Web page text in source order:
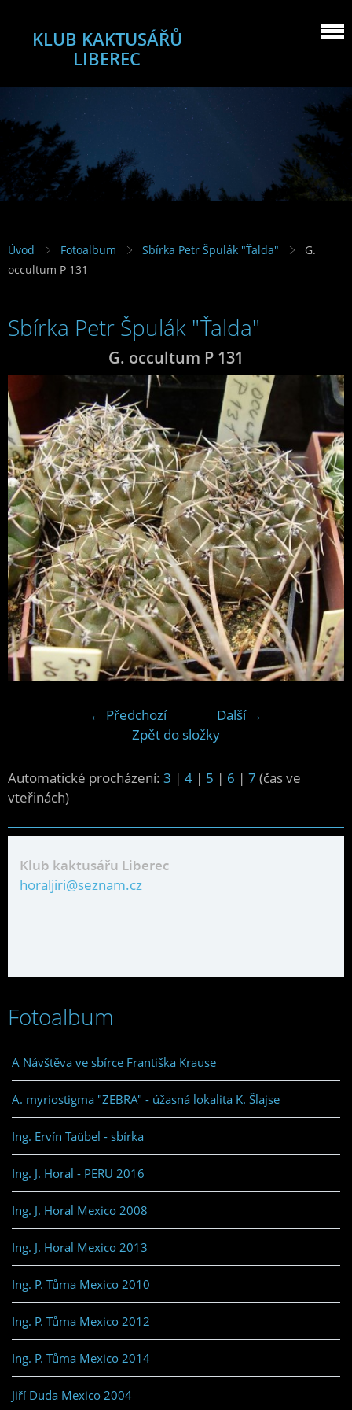
KLUB KAKTUSÁŘŮ
LIBEREC
Úvod Fotoalbum Sbírka Petr Špulák "Ťalda"
G.
occultum P 131
Sbírka Petr Špulák "Ťalda"
G. occultum P 131
← Předchozí
Další →
Zpět do složky
Automatické procházení: 3 | 4 | 5 | 6 | 7 (čas ve
vteřinách)
Klub kaktusářu Liberec
horaljiri@seznam.cz
Fotoalbum
A Návštěva ve sbírce Františka Krause
A. myriostigma "ZEBRA" - úžasná lokalita K. Šlajse
Ing. Ervín Taübel - sbírka
Ing. J. Horal - PERU 2016
Ing. J. Horal Mexico 2008
Ing. J. Horal Mexico 2013
Ing. P. Tůma Mexico 2010
Ing. P. Tůma Mexico 2012
Ing. P. Tůma Mexico 2014
Jiří Duda Mexico 2004